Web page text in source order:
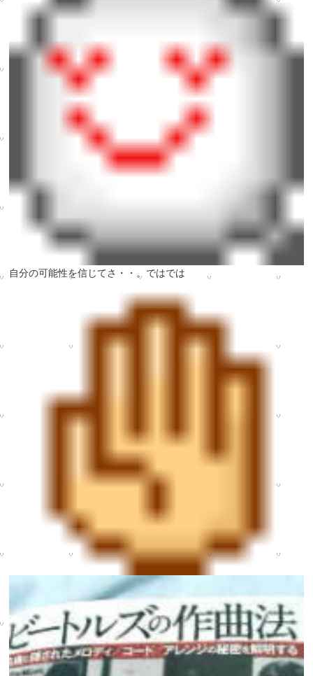
自分の可能性を信じてさ・・。ではでは